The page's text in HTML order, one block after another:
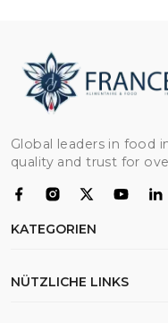
Global leaders in food
quality and trust for
KATEGORIEN
Mehl
NÜTZLICHE LINKS